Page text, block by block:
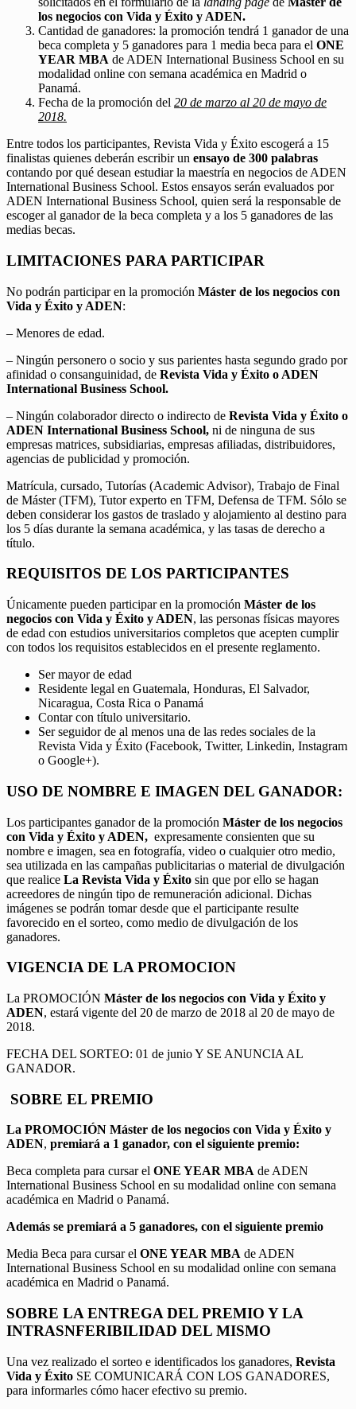
los negocios con Vida y Éxito y ADEN.
Cantidad de ganadores: la promoción tendrá 1 ganador de una
beca completa y 5 ganadores para 1 media beca para el ONE
YEAR MBA de ADEN International Business School en su
modalidad online con semana académica en Madrid o
Panamá.
Fecha de la promoción del 20 de marzo al 20 de mayo de
2018.
Entre todos los participantes, Revista Vida y Éxito escogerá a 15
finalistas quienes deberán escribir un ensayo de 300 palabras
contando por qué desean estudiar la maestría en negocios de ADEN
International Business School. Estos ensayos serán evaluados por
ADEN International Business School, quien será la responsable de
escoger al ganador de la beca completa y a los 5 ganadores de las
medias becas.
LIMITACIONES PARA PARTICIPAR
No podrán participar en la promoción Máster de los negocios con
Vida y Éxito y ADEN:
– Menores de edad.
– Ningún personero o socio y sus parientes hasta segundo grado por
afinidad o consanguinidad, de Revista Vida y Éxito o ADEN
International Business School.
– Ningún colaborador directo o indirecto de Revista Vida y Éxito o
ADEN International Business School, ni de ninguna de sus
empresas matrices, subsidiarias, empresas afiliadas, distribuidores,
agencias de publicidad y promoción.
Matrícula, cursado, Tutorías (Academic Advisor), Trabajo de Final
de Máster (TFM), Tutor experto en TFM, Defensa de TFM. Sólo se
deben considerar los gastos de traslado y alojamiento al destino para
los 5 días durante la semana académica, y las tasas de derecho a
título.
REQUISITOS DE LOS PARTICIPANTES
Únicamente pueden participar en la promoción Máster de los
negocios con Vida y Éxito y ADEN, las personas físicas mayores
de edad con estudios universitarios completos que acepten cumplir
con todos los requisitos establecidos en el presente reglamento.
Ser mayor de edad
Residente legal en Guatemala, Honduras, El Salvador,
Nicaragua, Costa Rica o Panamá
Contar con título universitario.
Ser seguidor de al menos una de las redes sociales de la
Revista Vida y Éxito (Facebook, Twitter, Linkedin, Instagram
o Google+).
USO DE NOMBRE E IMAGEN DEL GANADOR:
Los participantes ganador de la promoción Máster de los negocios
con Vida y Éxito y ADEN, expresamente consienten que su
nombre e imagen, sea en fotografía, video o cualquier otro medio,
sea utilizada en las campañas publicitarias o material de divulgación
que realice La Revista Vida y Éxito sin que por ello se hagan
acreedores de ningún tipo de remuneración adicional. Dichas
imágenes se podrán tomar desde que el participante resulte
favorecido en el sorteo, como medio de divulgación de los
ganadores.
VIGENCIA DE LA PROMOCION
La PROMOCIÓN Máster de los negocios con Vida y Éxito y
ADEN, estará vigente del 20 de marzo de 2018 al 20 de mayo de
2018.
FECHA DEL SORTEO: 01 de junio Y SE ANUNCIA AL
GANADOR.
SOBRE EL PREMIO
La PROMOCIÓN Máster de los negocios con Vida y Éxito y
ADEN, premiará a 1 ganador, con el siguiente premio:
Beca completa para cursar el ONE YEAR MBA de ADEN
International Business School en su modalidad online con semana
académica en Madrid o Panamá.
Además se premiará a 5 ganadores, con el siguiente premio
Media Beca para cursar el ONE YEAR MBA de ADEN
International Business School en su modalidad online con semana
académica en Madrid o Panamá.
SOBRE LA ENTREGA DEL PREMIO Y LA
INTRASNFERIBILIDAD DEL MISMO
Una vez realizado el sorteo e identificados los ganadores, Revista
Vida y Éxito SE COMUNICARÁ CON LOS GANADORES,
para informarles cómo hacer efectivo su premio.